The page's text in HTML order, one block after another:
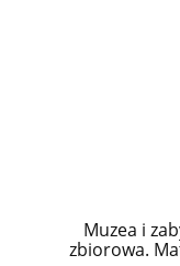
Muzea i
zbiorowa.